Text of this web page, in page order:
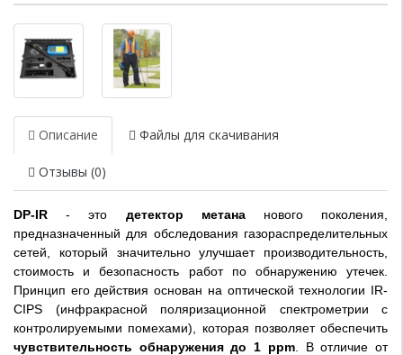
Описание Файлы для скачивания
Отзывы (0)
DP-IR - это детектор метананового поколения,
предназначенный для обследования газораспределительных
сетей, который значительно улучшает производительность,
стоимость и безопасность работ по обнаружению утечек.
Принцип его действия основан на оптической технологии IR-
CIPS (инфракрасной поляризационной спектрометрии с
контролируемыми помехами), которая позволяет обеспечить
чувствительность обнаружения до 1 ppm. В отличие от